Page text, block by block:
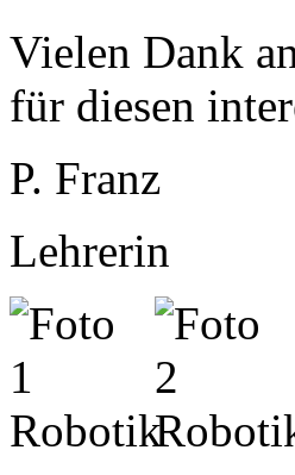
Vielen Dank
für diesen
P. Franz
Lehrerin